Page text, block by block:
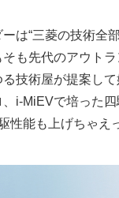
ーは“三菱の技術全
も先代のアウトラ
技術屋が提案して
i-MiEVで培った
性能も上げちゃえ